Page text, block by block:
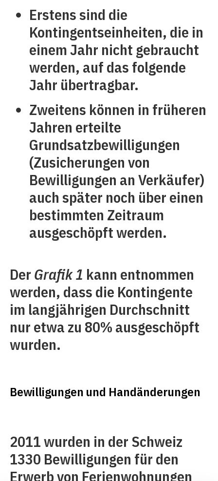
Erstens sind die
Kontingentseinheiten, die in
einem Jahr nicht gebraucht
werden, auf das folgende
Jahr übertragbar.
Zweitens können in früheren
Jahren erteilte
Grundsatzbewilligungen
(Zusicherungen von
Bewilligungen an Verkäufer)
auch später noch über einen
bestimmten Zeitraum
ausgeschöpft werden.
Der Grafik 1 kann entnommen
werden, dass die Kontingente
im langjährigen Durchschnitt
nur etwa zu 80% ausgeschöpft
wurden.
Bewilligungen und Handänderungen
2011 wurden in der Schweiz
1330 Bewilligungen für den
Erwerb von Ferienwohnungen